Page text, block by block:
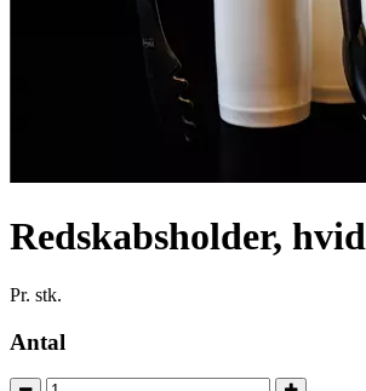
Redskabsholder, hvid
Pr. stk.
Antal